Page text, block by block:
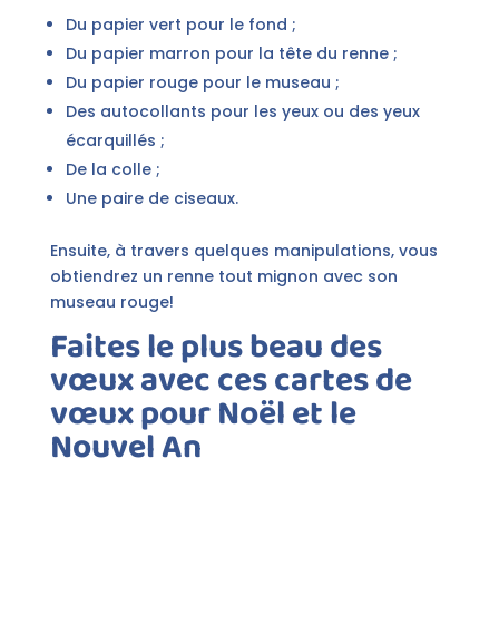
Du papier vert pour le fond ;
Du papier marron pour la tête du renne ;
Du papier rouge pour le museau ;
Des autocollants pour les yeux ou des yeux
écarquillés ;
De la colle ;
Une paire de ciseaux.
Ensuite, à travers quelques manipulations, vous
obtiendrez un renne tout mignon avec son
museau rouge!
Faites le plus beau des
vœux avec ces cartes de
vœux pour Noël et le
Nouvel An